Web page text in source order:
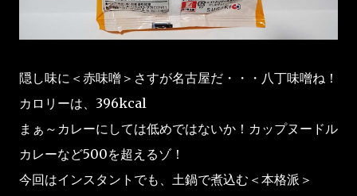
隠し味に＜赤味噌＞さすが名古屋だ・・・八丁味噌ね！
カロリーは、396kcal
まぁ～カレーにしては低めではないか！カップヌードル
カレーなど500を超えるゾ！
今回はインスタントでも、土鍋で煮込む＜本格派＞